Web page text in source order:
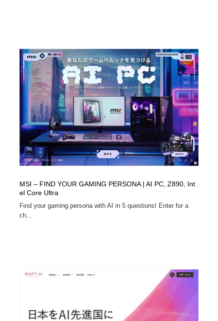
MSI – FIND YOUR GAMING PERSONA | AI PC, Z890, Int
el Core Ultra
Find your gaming persona with AI in 5 questions! Enter for a
ch...